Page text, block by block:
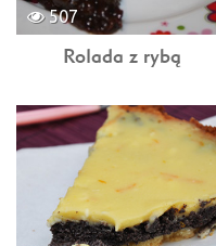
507
Rolada z rybą